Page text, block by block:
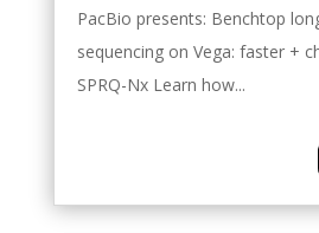
PacBio presents: Benchtop
sequencing on Vega: faster +
SPRQ-Nx Learn how...